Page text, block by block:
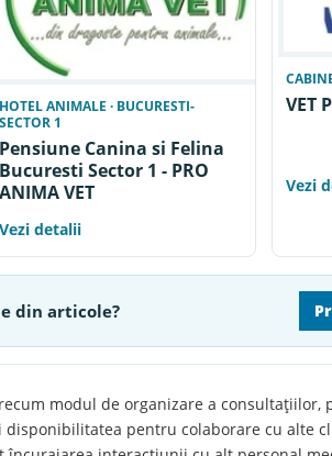
HOTEL ANIMALE · BUCURESTI-
SECTOR 1
Pensiune Canina si Felina
Bucuresti Sector 1 - PRO
ANIMA VET
Vezi detalii
VET
Vezi
din articole?
modul de organizare a consultațiilor,
pentru colaborare cu alte